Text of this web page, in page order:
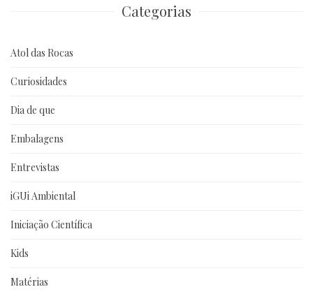
Categorias
Atol das Rocas
Curiosidades
Dia de que
Embalagens
Entrevistas
iGUi Ambiental
Iniciação Científica
Kids
Matérias